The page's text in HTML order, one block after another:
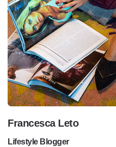
Francesca Leto
Lifestyle Blogger